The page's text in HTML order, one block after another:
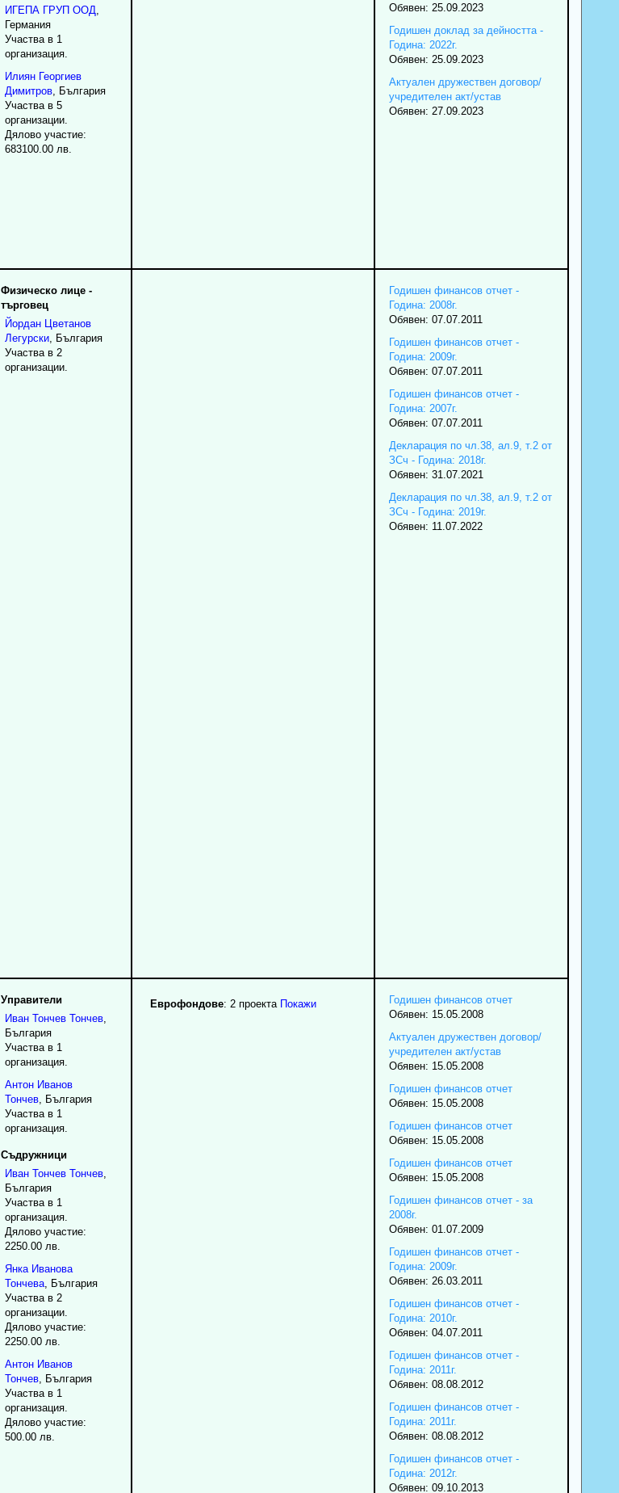
ИГЕПА ГРУП ООД
Германия
Участва в 1
организация.
Илиян Георгиев
Димитров, България
Участва в 5
организации.
Дялово участие:
683100.00 лв.
Обявен: 25.09.2023
Годишен доклад за дейността -
Година: 2022г.
Обявен: 25.09.2023
Актуален дружествен договор/
учредителен акт/устав
Обявен: 27.09.2023
Физическо лице -
търговец
Йордан Цветанов
Легурски, България
Участва в 2
организации.
Годишен финансов отчет -
Година: 2008г.
Обявен: 07.07.2011
Годишен финансов отчет -
Година: 2009г.
Обявен: 07.07.2011
Годишен финансов отчет -
Година: 2007г.
Обявен: 07.07.2011
Декларация по чл.38, ал.9, т.2 от
ЗСч - Година: 2018г.
Обявен: 31.07.2021
Декларация по чл.38, ал.9, т.2 от
ЗСч - Година: 2019г.
Обявен: 11.07.2022
Управители
Иван Тончев Тончев,
България
Участва в 1
организация.
Антон Иванов
Тончев, България
Участва в 1
организация.
Съдружници
Иван Тончев Тончев,
България
Участва в 1
организация.
Дялово участие:
2250.00 лв.
Янка Иванова
Тончева, България
Участва в 2
организации.
Дялово участие:
2250.00 лв.
Антон Иванов
Тончев, България
Участва в 1
организация.
Дялово участие:
500.00 лв.
Еврофондове: 2 проекта Покажи
Годишен финансов отчет
Обявен: 15.05.2008
Актуален дружествен договор/
учредителен акт/устав
Обявен: 15.05.2008
Годишен финансов отчет
Обявен: 15.05.2008
Годишен финансов отчет
Обявен: 15.05.2008
Годишен финансов отчет
Обявен: 15.05.2008
Годишен финансов отчет - за
2008г.
Обявен: 01.07.2009
Годишен финансов отчет -
Година: 2009г.
Обявен: 26.03.2011
Годишен финансов отчет -
Година: 2010г.
Обявен: 04.07.2011
Годишен финансов отчет -
Година: 2011г.
Обявен: 08.08.2012
Годишен финансов отчет -
Година: 2011г.
Обявен: 08.08.2012
Годишен финансов отчет -
Година: 2012г.
Обявен: 09.10.2013